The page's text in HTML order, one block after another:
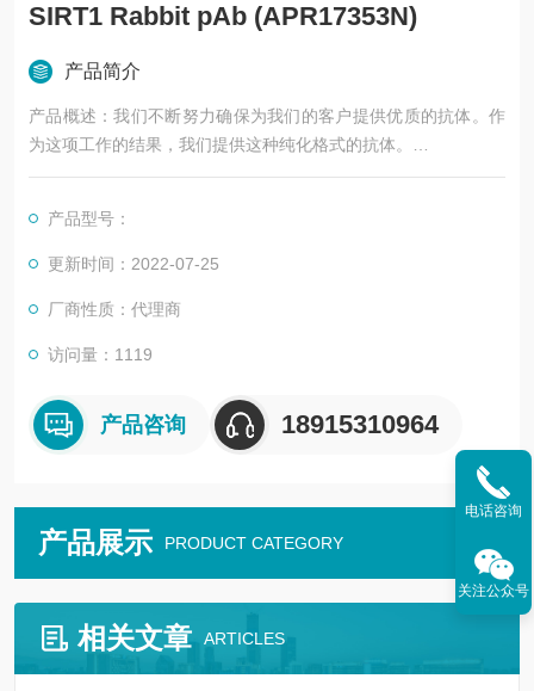
SIRT1 Rabbit pAb (APR17353N)
产品简介
产品概述：我们不断努力确保为我们的客户提供优质的抗体。作
为这项工作的结果，我们提供这种纯化格式的抗体。
我们正在更新我们的数据表。如果您对此次更新有任何疑问，请
该产品是一个高质量的SIRT1兔子pAb（APR17353N）。
产品型号：
更新时间：2022-07-25
厂商性质：代理商
访问量：1119
产品咨询 18915310964
产品展示 PRODUCT CATEGORY
相关文章 ARTICLES
电话咨询
关注公众号